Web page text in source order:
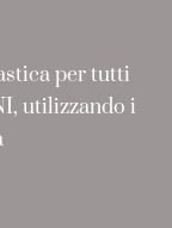
per tutti
utilizzando i